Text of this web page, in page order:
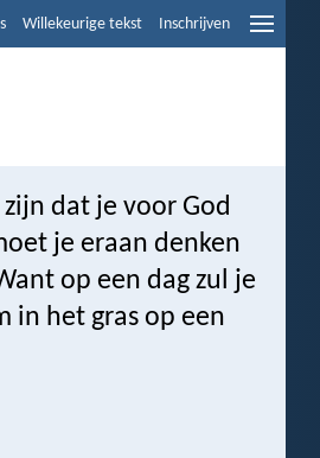
Willekeurige tekst Inschrijven
dat je voor God
je eraan denken
op een dag zul je
in het gras op een